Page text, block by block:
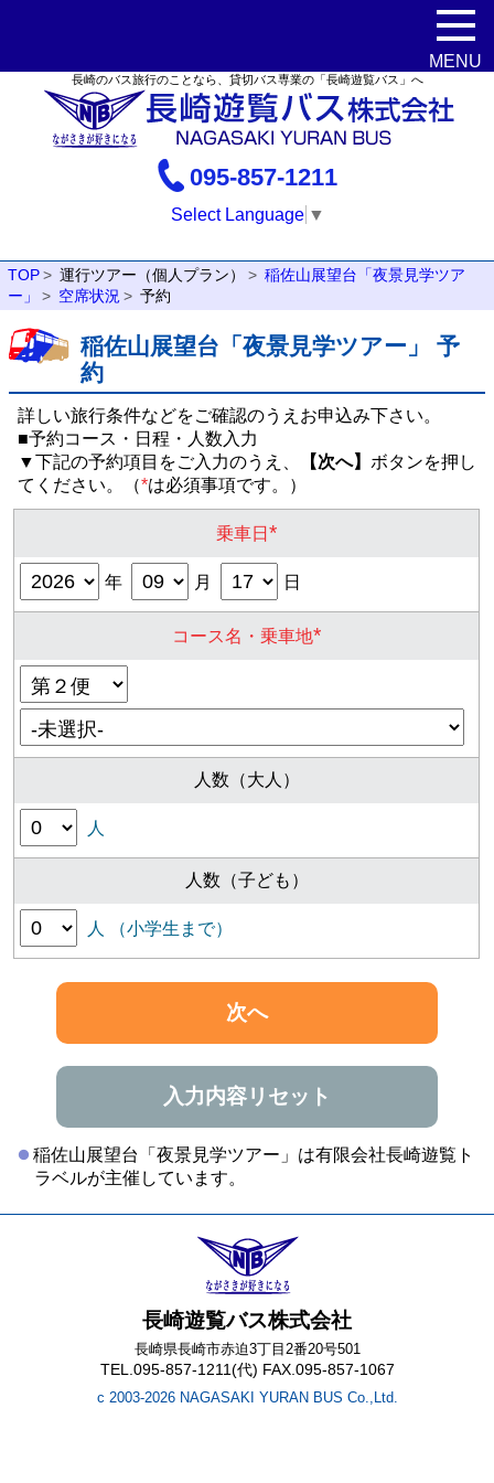
長崎のバス旅行のことなら、貸切バス専業の「長崎遊覧バス」へ
095-857-1211
Select Language ▼
TOP 運行ツアー（個人プラン）
稲佐山展望台「夜景見学ツア
ー」
空席状況 予約
稲佐山展望台「夜景見学ツアー」 予
約
詳しい旅行条件などをご確認のうえお申込み下さい。
■予約コース・日程・人数入力
▼下記の予約項目をご入力のうえ、
【次へ】 ボタンを押し
てください。（*は必須事項です。）
乗車日*
年 月 日
コース名・乗車地*
人数（大人）
人
人数（子ども）
人 （小学生まで）
次へ
入力内容リセット
稲佐山展望台「夜景見学ツアー」は有限会社長崎遊覧ト
ラベルが主催しています。
長崎遊覧バス株式会社
長崎県長崎市赤迫3丁目2番20号501
TEL.095-857-1211(代) FAX.095-857-1067
c 2003-2026 NAGASAKI YURAN BUS Co.,Ltd.